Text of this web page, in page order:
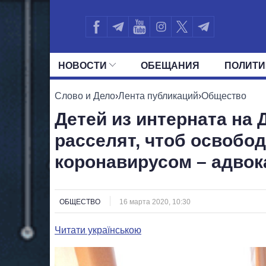
НОВОСТИ ОБЕЩАНИЯ
ВСЕ ПОЛИТИКИ ПРЕЗИДЕНТ И
Слово и Дело›Лента публикаций›Общество
Детей из интерната на
расселят, чтоб
коронавирусом –
ОБЩЕСТВО 16 марта 2020, 10:30
Читати українською